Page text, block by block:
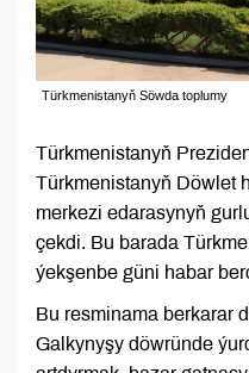
Türkmenistanyň Söwda toplumy
Türkmenistanyň
Türkmenistanyň Döwlet
merkezi edarasynyň
çekdi. Bu barada
ýekşenbe güni habar
Bu resminama berkarar
Galkynyşy döwründe